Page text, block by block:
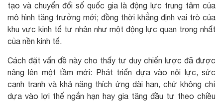
tạo và chuyển đổi số quốc gia là động lực trung tâm của
mô hình tăng trưởng mới; đồng thời khẳng định vai trò của
khu vực kinh tế tư nhân như một động lực quan trọng nhất
của nền kinh tế.
Cách đặt vấn đề này cho thấy tư duy chiến lược đã được
nâng lên một tầm mới: Phát triển dựa vào nội lực, sức
cạnh tranh và khả năng thích ứng dài hạn, chứ không chỉ
dựa vào lợi thế ngắn hạn hay gia tăng đầu tư theo chiều